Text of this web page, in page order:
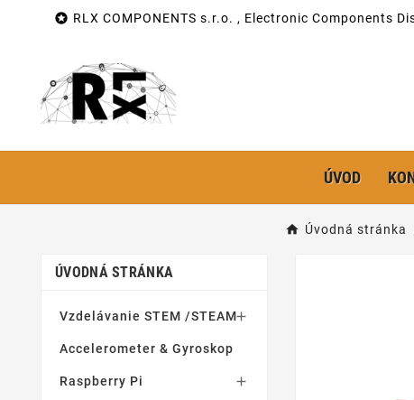
 RLX COMPONENTS s.r.o. , Electronic Components
ÚVOD
Úvodná stránka
ÚVODNÁ STRÁNKA
Vzdelávanie STEM /STEAM
Accelerometer & Gyroskop
Raspberry Pi 